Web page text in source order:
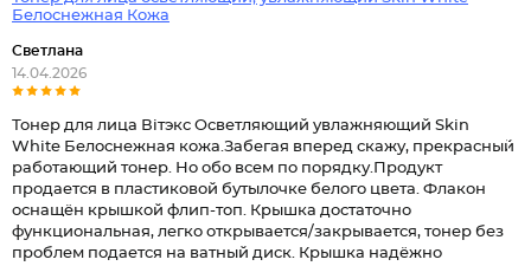
Белоснежная Кожа
Светлана
14.04.2026
Тонер для лица Вiтэкс Осветляющий увлажняющий Skin
White Белоснежная кожа.Забегая вперед скажу, прекрасный
работающий тонер. Но обо всем по порядку.Продукт
продается в пластиковой бутылочке белого цвета. Флакон
оснащён крышкой флип-топ. Крышка достаточно
функциональная, легко открывается/закрывается, тонер без
проблем подается на ватный диск. Крышка надёжно